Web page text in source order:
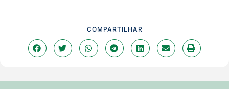
COMPARTILHAR